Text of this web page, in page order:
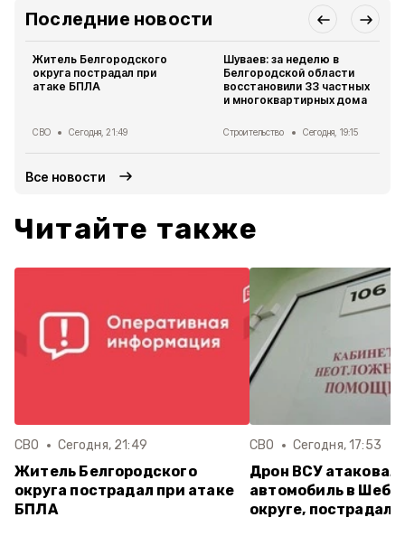
Последние новости
Житель Белгородского
округа пострадал при
атаке БПЛА
СВО Сегодня, 21:49
Шуваев: за неделю в
Белгородской области
восстановили 33 частных
и многоквартирных дома
Строительство Сегодня, 19:15
Все новости
Читайте также
СВО Сегодня, 21:49
Житель Белгородского
округа пострадал при атаке
БПЛА
СВО Сегодня, 17:53
Дрон ВСУ атаковал
автомобиль в
округе, пострадал